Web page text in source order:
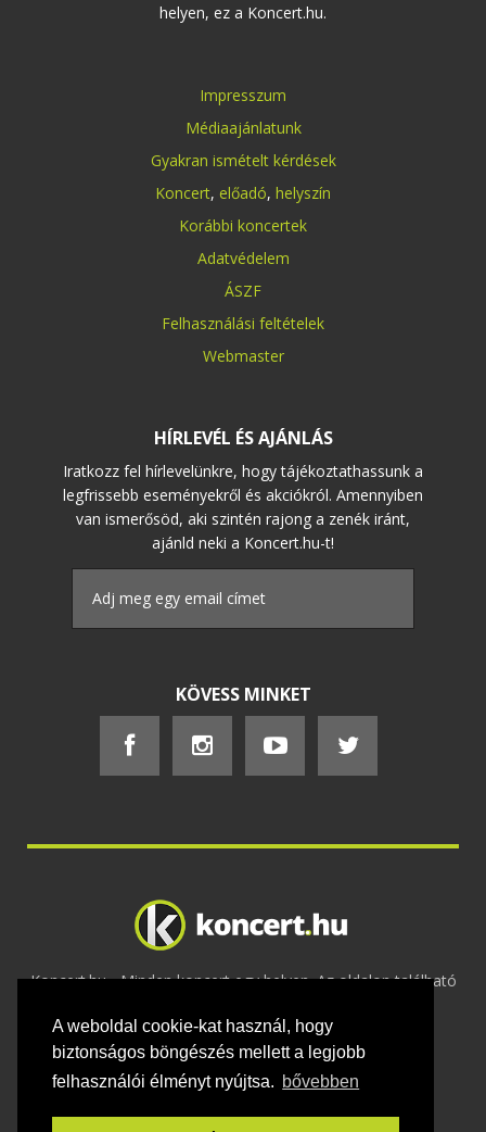
A weboldal cookie-kat használ, hogy
biztonságos böngészés mellett a legjobb
felhasználói élményt nyújtsa. bővebben
helyen, ez a Koncert.hu.
Impresszum
Médiaajánlatunk
Gyakran ismételt kérdések
Koncert, előadó, helyszín
Korábbi koncertek
Adatvédelem
ÁSZF
Felhasználási feltételek
Webmaster
HÍRLEVÉL ÉS AJÁNLÁS
Iratkozz fel hírlevelünkre, hogy tájékoztathassunk a
legfrissebb eseményekről és akciókról. Amennyiben
van ismerősöd, aki szintén rajong a zenék iránt,
ajánld neki a Koncert.hu-t!
KÖVESS MINKET
Koncert.hu - Minden koncert egy helyen. Az oldalon található
2020 Adatvédelem-ÁSZF-Felhasználási
feltételek-Webmaster- Kapcsolat és üzenet küldés